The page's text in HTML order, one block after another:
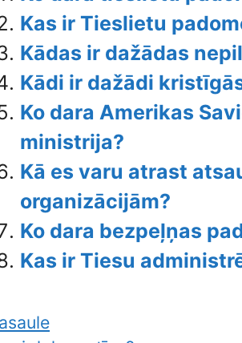
Kas ir Tieslietu
Kādas ir dažādas
Kādi ir dažādi
Ko dara Amerikas
ministrija?
Kā es varu atrast
organizācijām?
Ko dara bezpeļņas
Kas ir Tiesu